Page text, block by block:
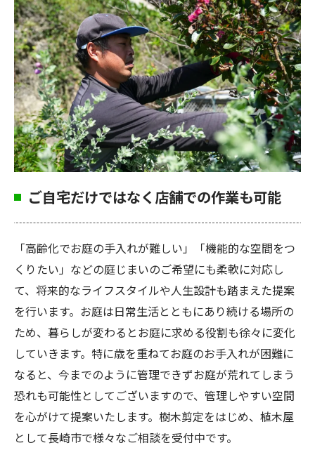
ご自宅だけではなく店舗での作業も可能
「高齢化でお庭の手入れが難しい」「機能的な空間をつ
くりたい」などの庭じまいのご希望にも柔軟に対応し
て、将来的なライフスタイルや人生設計も踏まえた提案
を行います。お庭は日常生活とともにあり続ける場所の
ため、暮らしが変わるとお庭に求める役割も徐々に変化
していきます。特に歳を重ねてお庭のお手入れが困難に
なると、今までのように管理できずお庭が荒れてしまう
恐れも可能性としてございますので、管理しやすい空間
を心がけて提案いたします。樹木剪定をはじめ、植木屋
として長崎市で様々なご相談を受付中です。